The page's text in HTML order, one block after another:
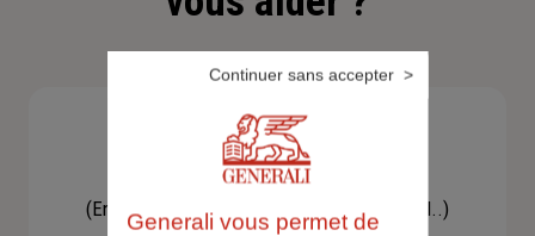
Besoin d'une assistance
(En cas d'accident, bris de glace, un conseil..)
Generali vous permet de
Continuer sans accepter